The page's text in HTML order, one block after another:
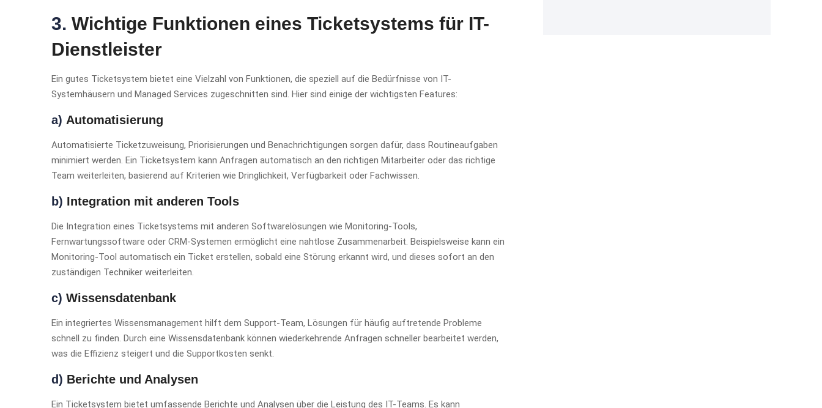
3. Wichtige Funktionen eines Ticketsystems für IT-
Dienstleister
Ein gutes Ticketsystem bietet eine Vielzahl von Funktionen, die speziell auf die Bedürfnisse von IT-
Systemhäusern und Managed Services zugeschnitten sind. Hier sind einige der wichtigsten Features:
a) Automatisierung
Automatisierte Ticketzuweisung, Priorisierungen und Benachrichtigungen sorgen dafür, dass Routineaufgaben
minimiert werden. Ein Ticketsystem kann Anfragen automatisch an den richtigen Mitarbeiter oder das richtige
Team weiterleiten, basierend auf Kriterien wie Dringlichkeit, Verfügbarkeit oder Fachwissen.
b) Integration mit anderen Tools
Die Integration eines Ticketsystems mit anderen Softwarelösungen wie Monitoring-Tools,
Fernwartungssoftware oder CRM-Systemen ermöglicht eine nahtlose Zusammenarbeit. Beispielsweise kann ein
Monitoring-Tool automatisch ein Ticket erstellen, sobald eine Störung erkannt wird, und dieses sofort an den
zuständigen Techniker weiterleiten.
c) Wissensdatenbank
Ein integriertes Wissensmanagement hilft dem Support-Team, Lösungen für häufig auftretende Probleme
schnell zu finden. Durch eine Wissensdatenbank können wiederkehrende Anfragen schneller bearbeitet werden,
was die Effizienz steigert und die Supportkosten senkt.
d) Berichte und Analysen
Ein Ticketsystem bietet umfassende Berichte und Analysen über die Leistung des IT-Teams. Es kann